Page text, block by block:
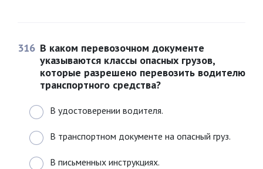
316 В каком перевозочном документе
указываются классы опасных грузов,
которые разрешено перевозить водителю
транспортного средства?
В удостоверении водителя.
В транспортном документе на опасный груз.
В письменных инструкциях.